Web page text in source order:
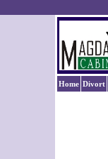
Home Divort